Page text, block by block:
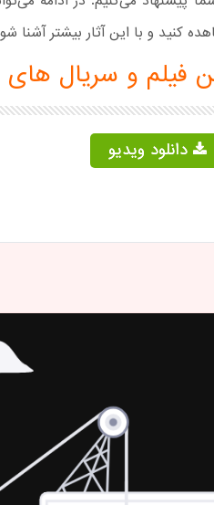
فیلم و سریال های
دانلود ویدیو